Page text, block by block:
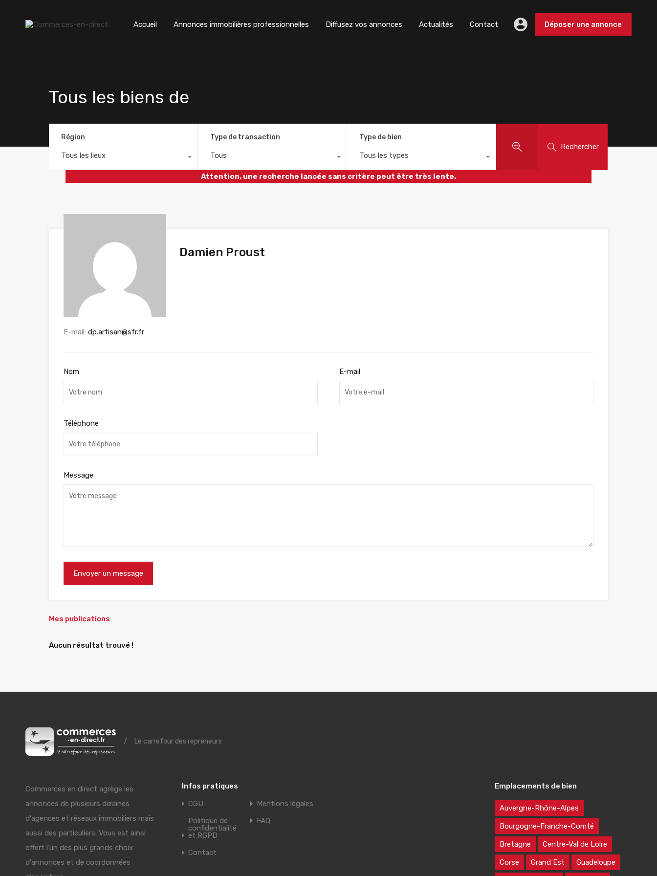
Accueil Annonces immobilières professionnelles Diffusez vos annonces Actualités Contact Déposer une annonce
Tous les biens de
Région
Tous les lieux
Type de transaction
Tous
Type de bien
Tous les types
Rechercher
Attention, une recherche lancée sans critère peut être très lente.
Damien Proust
E-mail: dp.artisan@sfr.fr
Nom E-mail
Téléphone
Message
Mes publications
Aucun résultat trouvé !
/ Le carrefour des repreneurs
Commerces en direct agrège les
annonces de plusieurs dizaines
d'agences et réseaux immobiliers mais
aussi des particuliers. Vous est ainsi
offert l'un des plus grands choix
d'annonces et de coordonnées
Infos pratiques
CGU
Mentions légales
Politique de
confidentialité
et RGPD
FAQ
Contact
Emplacements de bien
Auvergne-Rhône-Alpes
Bourgogne-Franche-Comté
Bretagne Centre-Val de Loire
Corse Grand Est Guadeloupe